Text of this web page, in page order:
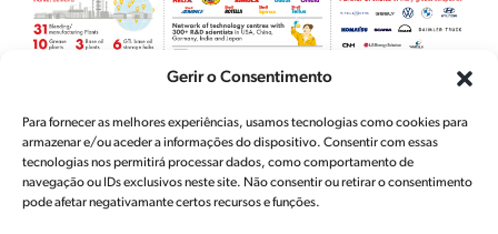
Gerir o Consentimento
Para fornecer as melhores experiências, usamos tecnologias como cookies para
armazenar e/ou aceder a informações do dispositivo. Consentir com essas
tecnologias nos permitirá processar dados, como comportamento de
navegação ou IDs exclusivos neste site. Não consentir ou retirar o consentimento
pode afetar negativamante certos recursos e funções.